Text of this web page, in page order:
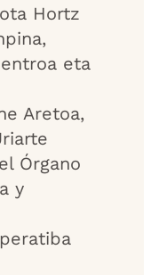
Hortz
eta
Aretoa,
Órgano
y